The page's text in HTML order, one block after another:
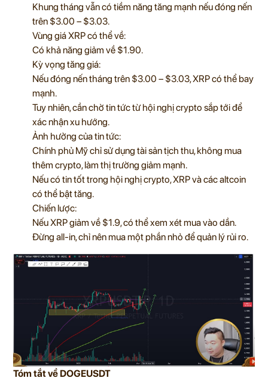
Khung tháng vẫn có tiềm năng tăng mạnh nếu đóng nến
trên $3.00 – $3.03.
Vùng giá XRP có thể về:
Có khả năng giảm về $1.90.
Kỳ vọng tăng giá:
Nếu đóng nến tháng trên $3.00 – $3.03, XRP có thể bay
mạnh.
Tuy nhiên, cần chờ tin tức từ hội nghị crypto sắp tới để
xác nhận xu hướng.
Ảnh hưởng của tin tức:
Chính phủ Mỹ chỉ sử dụng tài sản tịch thu, không mua
thêm crypto, làm thị trường giảm mạnh.
Nếu có tin tốt trong hội nghị crypto, XRP và các altcoin
có thể bật tăng.
Chiến lược:
Nếu XRP giảm về $1.9, có thể xem xét mua vào dần.
Đừng all-in, chỉ nên mua một phần nhỏ để quản lý rủi ro.
Tóm tắt về DOGEUSDT